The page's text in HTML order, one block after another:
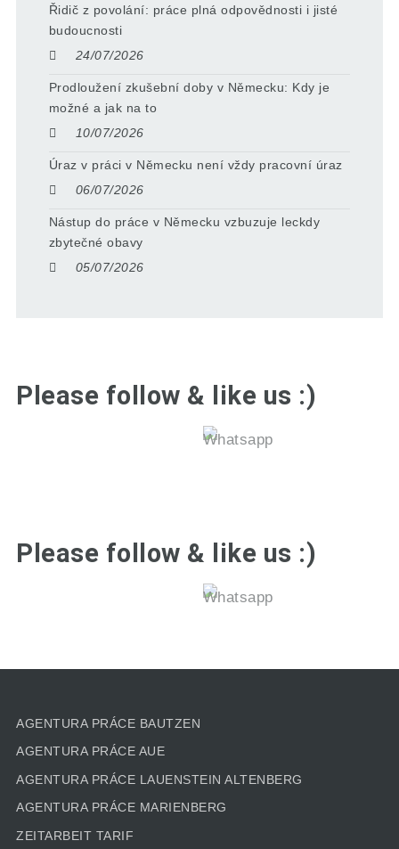
Řidič z povolání: práce plná odpovědnosti i jisté
budoucnosti
24/07/2026
Prodloužení zkušební doby v Německu: Kdy je
možné a jak na to
10/07/2026
Úraz v práci v Německu není vždy pracovní úraz
06/07/2026
Nástup do práce v Německu vzbuzuje leckdy
zbytečné obavy
05/07/2026
Please follow & like us :)
Please follow & like us :)
AGENTURA PRÁCE BAUTZEN
AGENTURA PRÁCE AUE
AGENTURA PRÁCE LAUENSTEIN ALTENBERG
AGENTURA PRÁCE MARIENBERG
ZEITARBEIT TARIF